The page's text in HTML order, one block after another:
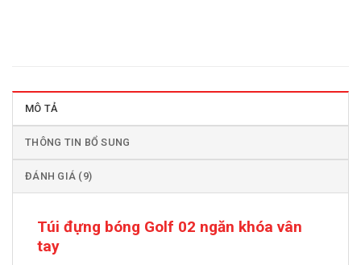
MÔ TẢ
THÔNG TIN BỔ SUNG
ĐÁNH GIÁ (9)
Túi đựng bóng Golf 02 ngăn khóa vân
tay